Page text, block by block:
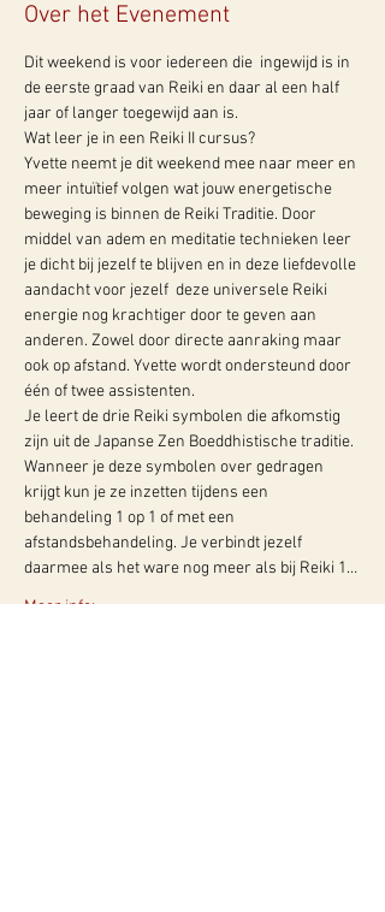
Over het Evenement
Dit weekend is voor iedereen die  ingewijd is in
de eerste graad van Reiki en daar al een half
jaar of langer toegewijd aan is.
Wat leer je in een Reiki II cursus?
Yvette neemt je dit weekend mee naar meer en
meer intuïtief volgen wat jouw energetische
beweging is binnen de Reiki Traditie. Door
middel van adem en meditatie technieken leer
je dicht bij jezelf te blijven en in deze liefdevolle
aandacht voor jezelf  deze universele Reiki
energie nog krachtiger door te geven aan
anderen. Zowel door directe aanraking maar
ook op afstand. Yvette wordt ondersteund door
één of twee assistenten.
Je leert de drie Reiki symbolen die afkomstig
zijn uit de Japanse Zen Boeddhistische traditie.
Wanneer je deze symbolen over gedragen
krijgt kun je ze inzetten tijdens een
behandeling 1 op 1 of met een
afstandsbehandeling. Je verbindt jezelf
daarmee als het ware nog meer als bij Reiki 1…
Meer info: